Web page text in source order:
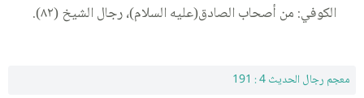
الكوفي: من أصحاب الصادق(عليه السلام)، رجال الشيخ (٨٢).
معجم رجال الحديث 4 : 191